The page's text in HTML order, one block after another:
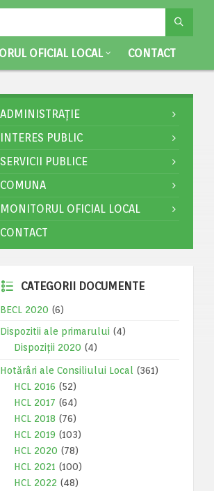
OFICIAL LOCAL CONTACT
ADMINISTRAȚIE
INTERES PUBLIC
SERVICII PUBLICE
COMUNA
MONITORUL OFICIAL LOCAL
CONTACT
CATEGORII DOCUMENTE
BECL 2020 (6)
Dispozitii ale primarului (4)
Dispoziții 2020 (4)
Hotărâri ale Consiliului Local
(361)
HCL 2016 (52)
HCL 2017 (64)
HCL 2018 (76)
HCL 2019 (103)
HCL 2020 (78)
HCL 2021 (100)
HCL 2022 (48)